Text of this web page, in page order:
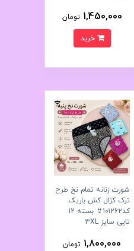
1,450,000 تومان
خرید
شورت زنانه تمام نخ طرح
ترک کژال کش باریک
کد۱۰۱۲۶۲👙 بسته 12
تایی سایز 3XL
1,800,000 تومان